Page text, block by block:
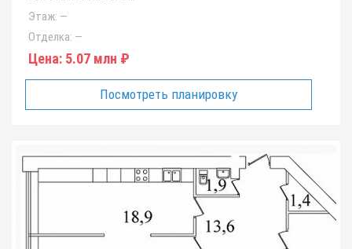
Этаж: —
Отделка: —
Цена: 5.07 млн ₽
Посмотреть планировку